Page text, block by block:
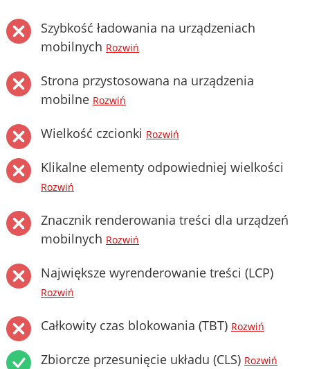
Szybkość ładowania na urządzeniach
mobilnych Rozwiń
Strona przystosowana na urządzenia
mobilne Rozwiń
Wielkość czcionki Rozwiń
Klikalne elementy odpowiedniej wielkości
Rozwiń
Znacznik renderowania treści dla urządzeń
mobilnych Rozwiń
Największe wyrenderowanie treści (LCP)
Rozwiń
Całkowity czas blokowania (TBT) Rozwiń
Zbiorcze przesunięcie układu (CLS) Rozwiń